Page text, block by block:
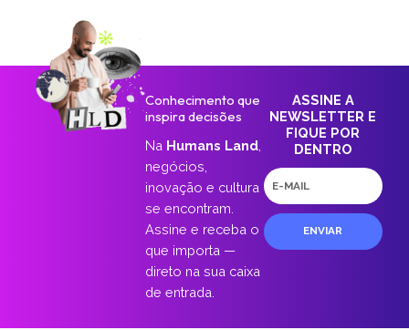
Conhecimento que
inspira decisões
Na Humans Land
negócios,
inovação e cultura
se encontram.
Assine e receba o
que importa —
direto na sua caixa
de entrada.
ASSINE A
NEWSLETTER E
FIQUE POR
DENTRO
E-
mail
ENVIAR